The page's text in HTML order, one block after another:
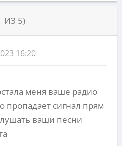
ИЗ 5)
16:20
меня ваше радио
пропадает сигнал прям
ваши песни